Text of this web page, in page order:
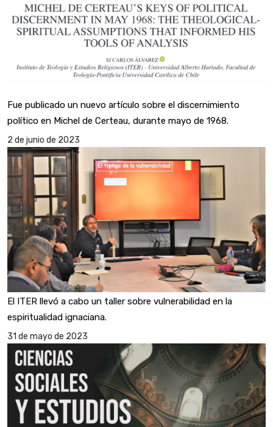
Fue publicado un nuevo artículo sobre el discernimiento
político en Michel de Certeau, durante mayo de 1968.
2 de junio de 2023
El ITER llevó a cabo un taller sobre vulnerabilidad en la
espiritualidad ignaciana.
31 de mayo de 2023